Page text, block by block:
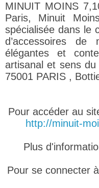
MINUIT MOINS
Paris, Minuit
spécialisée dans le
d’accessoires de
élégantes et
artisanal et sens du
75001 PARIS ,
Pour accéder au
http://minuit-
Plus
Pour se connecter